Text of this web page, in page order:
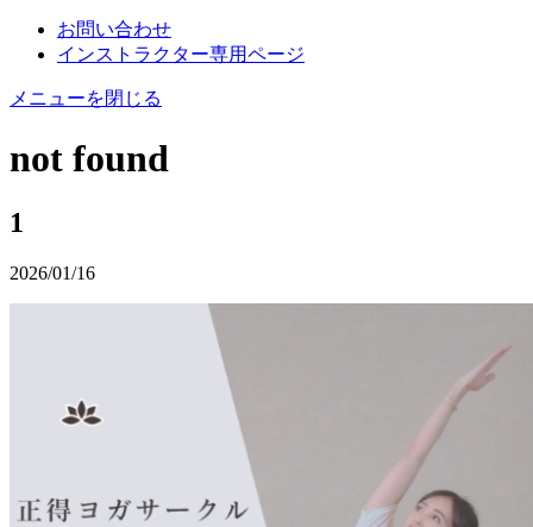
お問い合わせ
インストラクター専用ページ
メニューを閉じる
not found
1
2026/01/16